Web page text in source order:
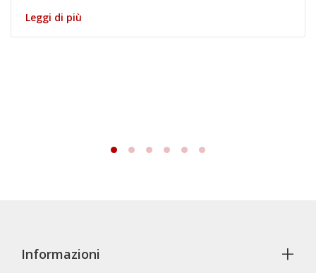
Leggi di più
Informazioni +